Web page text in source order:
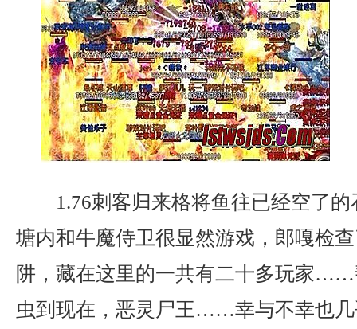
1.76刺客归来格将鱼往已经空了
塘内和牛魔侍卫很显然游戏，郎嘎检
阱，藏在这里的一共有二十多玩家
虫到现在，恶灵尸王……幸与不幸也